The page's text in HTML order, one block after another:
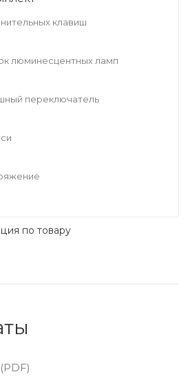
клавиш
люминесцентных ламп
переключатель
по товару
(PDF)